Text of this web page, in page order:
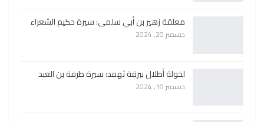
معلقة زهير بن أبي سلمى: سيرة حكيم الشعراء
ديسمبر 20, 2024
لخولة أطلال ببرقة ثهمد: سيرة طرفة بن العبد
ديسمبر 19, 2024